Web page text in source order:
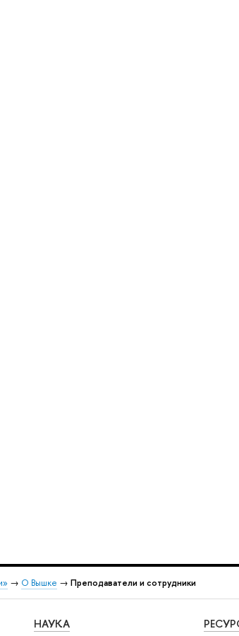
→ О Вышке → Преподаватели и сотрудники
НАУКА